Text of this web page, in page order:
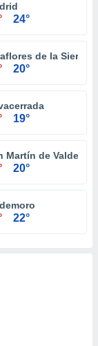
24°
de la Sierra
20°
19°
Martín de
20°
22°